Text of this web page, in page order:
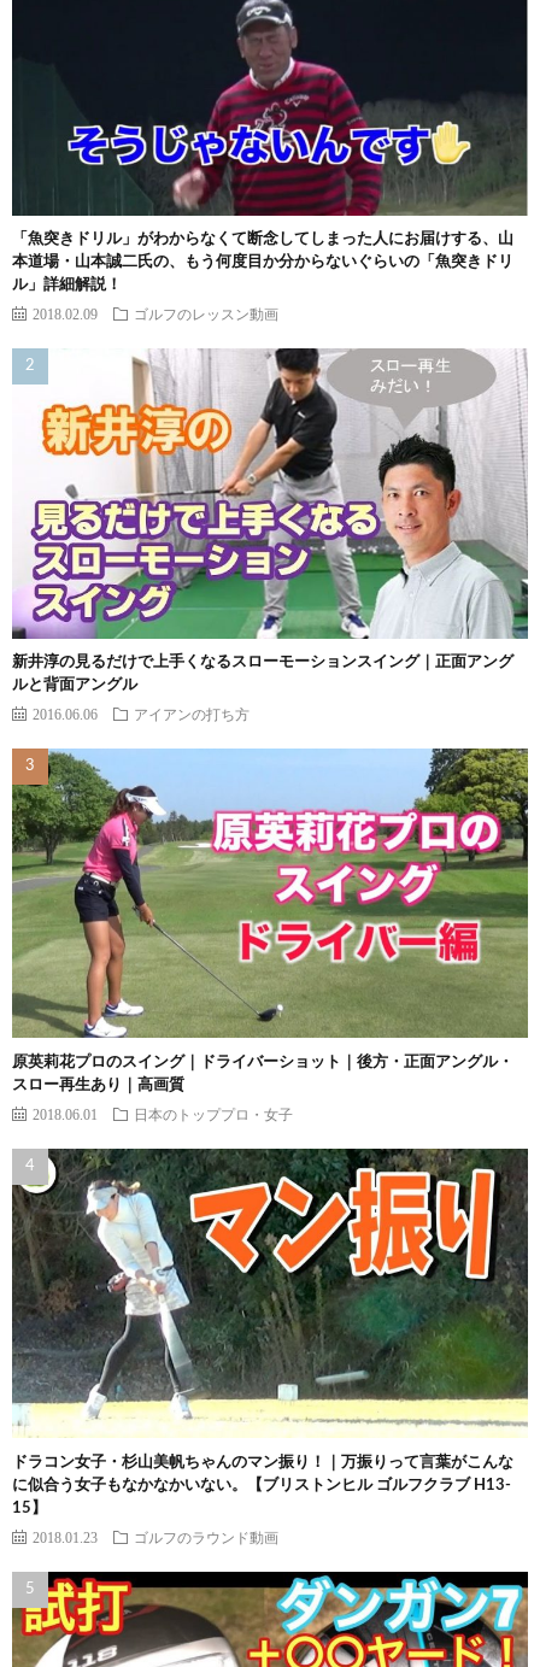
「魚突きドリル」がわからなくて断念してしまった人にお届けする、山
本道場・山本誠二氏の、もう何度目か分からないぐらいの「魚突きドリ
ル」詳細解説！
2018.02.09 ゴルフのレッスン動画
新井淳の見るだけで上手くなるスローモーションスイング｜正面アング
ルと背面アングル
2016.06.06 アイアンの打ち方
原英莉花プロのスイング｜ドライバーショット｜後方・正面アングル・
スロー再生あり｜高画質
2018.06.01 日本のトッププロ・女子
ドラコン女子・杉山美帆ちゃんのマン振り！｜万振りって言葉がこんな
に似合う女子もなかなかいない。【ブリストンヒル ゴルフクラブ H13-
15】
2018.01.23 ゴルフのラウンド動画